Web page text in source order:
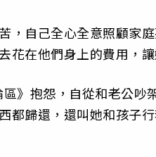
，自己全心全意照顧家
花在他們身上的費用，
》抱怨，自從和老公吵
都歸還，還叫她和孩子